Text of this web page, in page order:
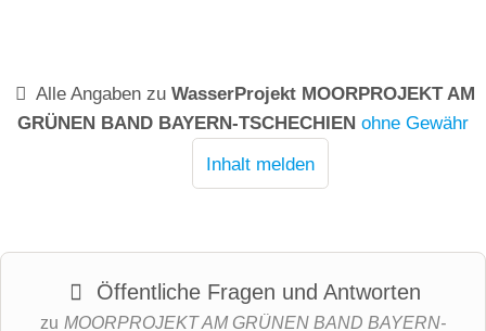
Alle Angaben zu WasserProjekt MOORPROJEKT AM
GRÜNEN BAND BAYERN-TSCHECHIEN ohne Gewähr
Inhalt melden
Öffentliche Fragen und Antworten
zu MOORPROJEKT AM GRÜNEN BAND BAYERN-